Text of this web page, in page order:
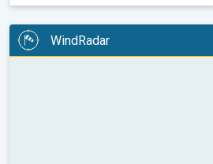
WindRadar